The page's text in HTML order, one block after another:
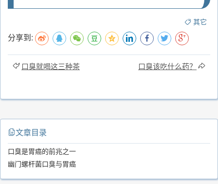
其它
分享到:
口臭就喝这三种茶 口臭该吃什么药？
文章目录
口臭是胃癌的前兆之一
幽门螺杆菌口臭与胃癌